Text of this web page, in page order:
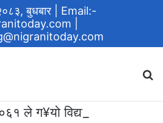
बुधबार
| Email:-